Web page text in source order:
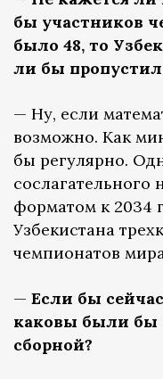
бы участников
было 48, то
ли бы пропустил
— Ну, если
возможно. Как
бы регулярно.
форматом к 2034
Узбекистана
чемпионатов
— Если бы
каковы были бы
сборной?